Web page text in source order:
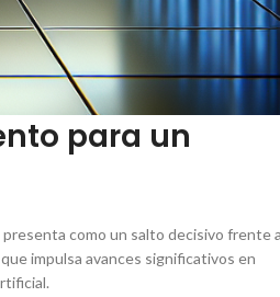
para un
como un salto decisivo frente a
impulsa avances significativos en